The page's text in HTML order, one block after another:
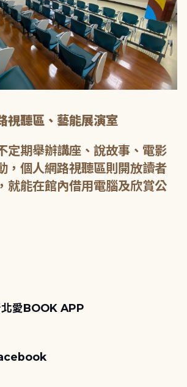
視聽區、藝能展演室
定期舉辦講座、說故事、電影
，個人網路視聽區則開放讀者
就能在館內借用電腦及欣賞公
愛BOOK APP